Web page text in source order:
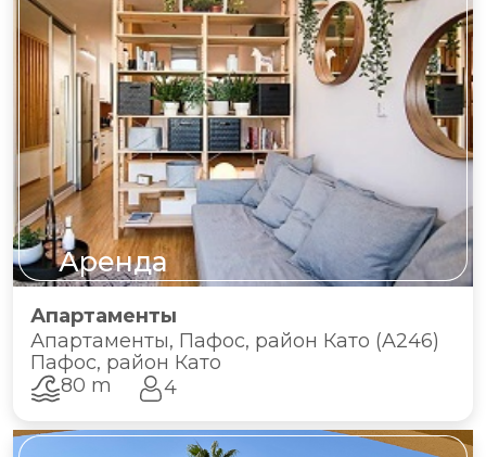
Аренда
Апартаменты
Апартаменты, Пафос, район Като (A246)
Пафос, район Като
80 m
4